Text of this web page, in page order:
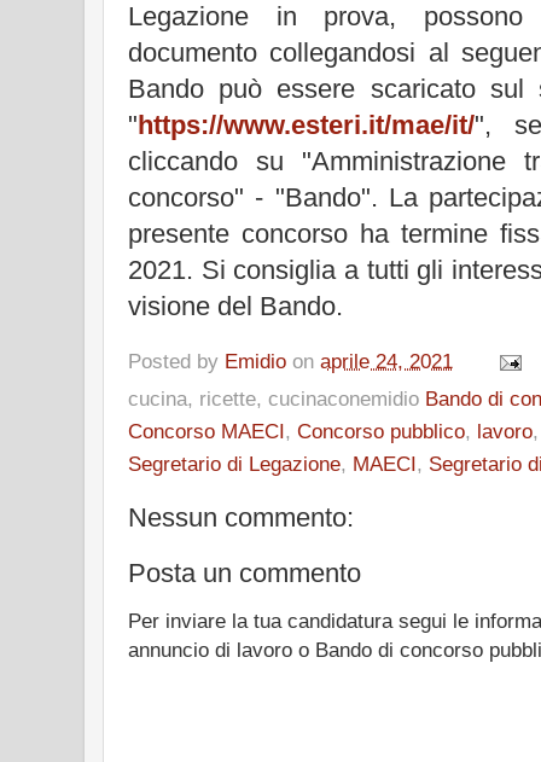
Legazione in prova,
documento collegandosi al
Bando può essere scaricato
"https://www.esteri.it/mae/it/",
cliccando su "Amministrazione
concorso" - "Bando". La
presente concorso ha termine
2021. Si consiglia a tutti gli
visione del Bando.
Posted by Emidio on aprile 24, 2021
cucina, ricette, cucinaconemidio Bando di
Concorso MAECI, Concorso pubblico, lavoro
Segretario di Legazione, MAECI, Segretario
Nessun commento:
Posta un commento
Per inviare la tua candidatura segui le
annuncio di lavoro o Bando di concorso